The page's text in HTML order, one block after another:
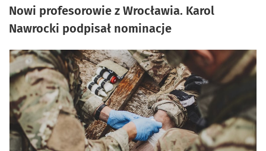
Nowi profesorowie z Wrocławia. Karol
Nawrocki podpisał nominacje